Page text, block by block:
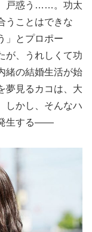
戸惑う……。功太
うことはできな
」とプロポー
が、うれしくて功
緒の結婚生活が始
夢見るカコは、大
しかし、そんなハ
発生する――